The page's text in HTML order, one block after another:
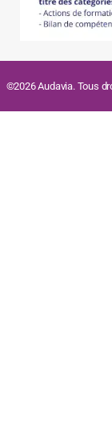
©2026 Audavia. Tous